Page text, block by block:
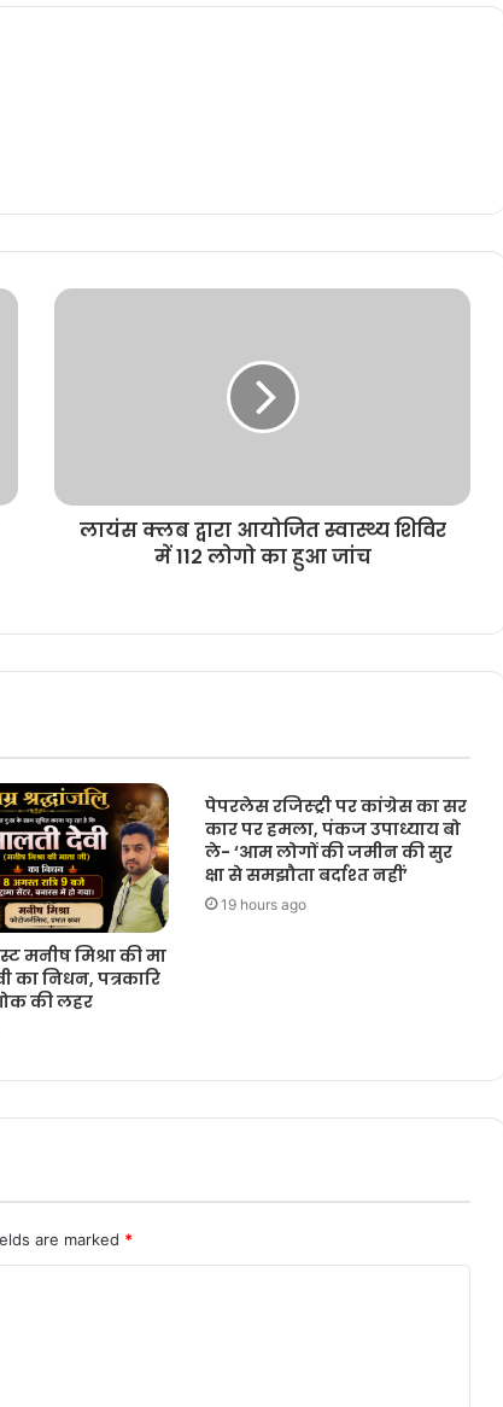
लायंस क्लब द्वारा आयोजित स्वास्थ्य शिविर
में 112 लोगो का हुआ जांच
मनीष मिश्रा की मा
का निधन, पत्रकारि
की लहर
पेपरलेस रजिस्ट्री पर कांग्रेस का सर
कार पर हमला, पंकज उपाध्याय बो
ले- ‘आम लोगों की जमीन की सुर
क्षा से समझौता बर्दाश्त नहीं’
19 hours ago
are marked *